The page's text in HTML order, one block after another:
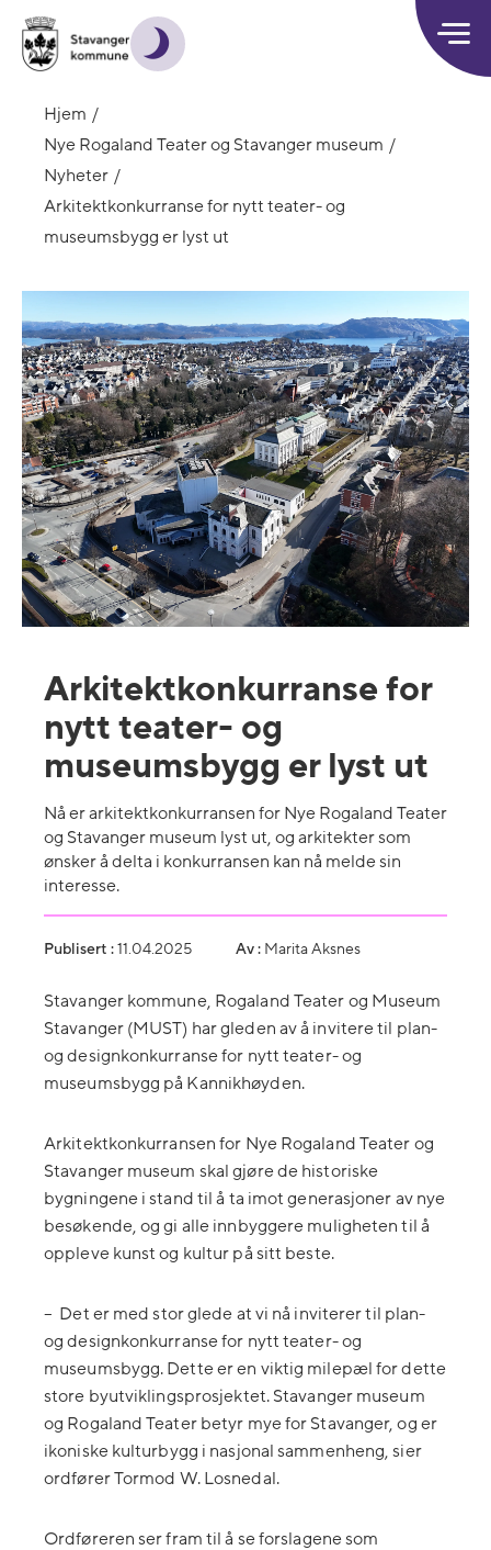
Hjem
Nye Rogaland Teater og Stavanger museum
Nyheter
Arkitektkonkurranse for nytt teater- og
museumsbygg er lyst ut
Arkitektkonkurranse for
nytt teater- og
museumsbygg er lyst ut
Nå er arkitektkonkurransen for Nye Rogaland Teater
og Stavanger museum lyst ut, og arkitekter som
ønsker å delta i konkurransen kan nå melde sin
interesse.
Publisert : 11.04.2025 Av : Marita Aksnes
Stavanger kommune, Rogaland Teater og Museum
Stavanger (MUST) har gleden av å invitere til plan-
og designkonkurranse for nytt teater- og
museumsbygg på Kannikhøyden.
Arkitektkonkurransen for Nye Rogaland Teater og
Stavanger museum skal gjøre de historiske
bygningene i stand til å ta imot generasjoner av nye
besøkende, og gi alle innbyggere muligheten til å
oppleve kunst og kultur på sitt beste.
– Det er med stor glede at vi nå inviterer til plan-
og designkonkurranse for nytt teater- og
museumsbygg. Dette er en viktig milepæl for dette
store byutviklingsprosjektet. Stavanger museum
og Rogaland Teater betyr mye for Stavanger, og er
ikoniske kulturbygg i nasjonal sammenheng, sier
ordfører Tormod W. Losnedal.
Ordføreren ser fram til å se forslagene som